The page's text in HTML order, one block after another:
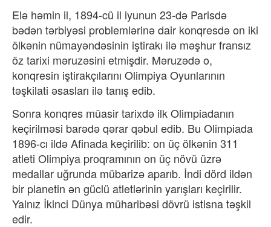
Elə həmin il, 1894-cü il iyunun 23-də Parisdə
bədən tərbiyəsi problemlərinə dair konqresdə on iki
ölkənin nümayəndəsinin iştirakı ilə məşhur fransız
öz tarixi məruzəsini etmişdir. Məruzədə o,
konqresin iştirakçılarını Olimpiya Oyunlarının
təşkilati əsasları ilə tanış edib.
Sonra konqres müasir tarixdə ilk Olimpiadanın
keçirilməsi barədə qərar qəbul edib. Bu Olimpiada
1896-cı ildə Afinada keçirilib: on üç ölkənin 311
atleti Olimpiya proqramının on üç növü üzrə
medallar uğrunda mübarizə aparıb. İndi dörd ildən
bir planetin ən güclü atletlərinin yarışları keçirilir.
Yalnız İkinci Dünya müharibəsi dövrü istisna təşkil
edir.